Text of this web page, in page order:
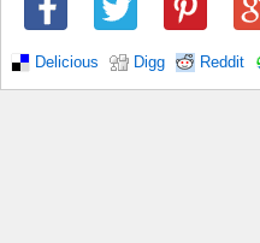
Delicious Digg Reddit